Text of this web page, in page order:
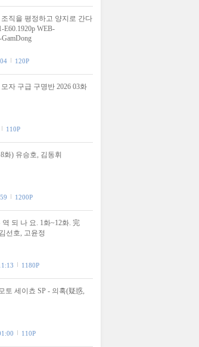
직을 평정하고 양지로 간다
E60.1920p WEB-
120P
자 구급 구명반 2026 03화
110P
화) 유승호, 김동휘
1200P
되 나 요. 1화~12화. 完
선호, 고윤정
1180P
토 세이쵸 SP - 의혹(疑惑,
110P